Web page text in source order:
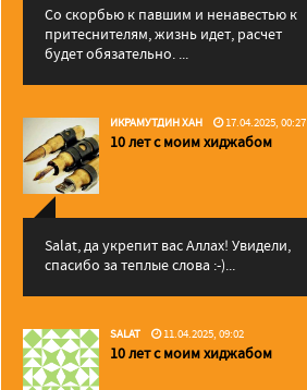
Со скорбью к павшим и ненавестью к
притеснителям, жизнь идет, расчет
будет обязательно. ...
ИКРАМУТДИН ХАН 17.04.2025, 00:27
10 лет с моим хиджабом
Salat, да укрепит вас Аллаx! Увидели,
спасибо за теплые слова :-)...
SALAT 11.04.2025, 09:02
10 лет с моим хиджабом